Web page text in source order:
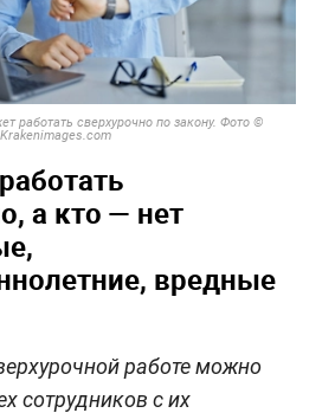
работать сверхурочно по закону. Фото ©
а кто — нет
вредные
работе можно
сотрудников с их